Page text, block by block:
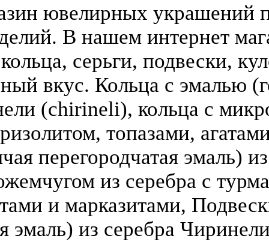
ювелирных украшений
В нашем интернет
серьги, подвески,
вкус. Кольца с эмалью
(chirineli), кольца с
топазами,
перегородчатая эмаль)
из серебра с
и марказитами,
эмаль) из серебра